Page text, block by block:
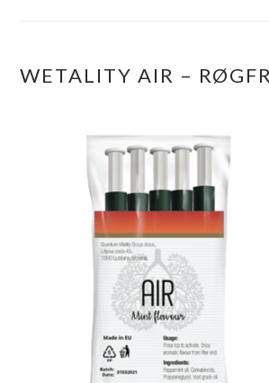
WETALITY AIR –